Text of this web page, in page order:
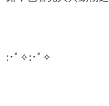
:･ﾟ✧:･ﾟ✧